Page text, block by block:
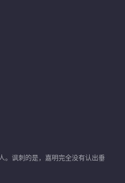
。讽刺的是，嘉明完全没有认出垂